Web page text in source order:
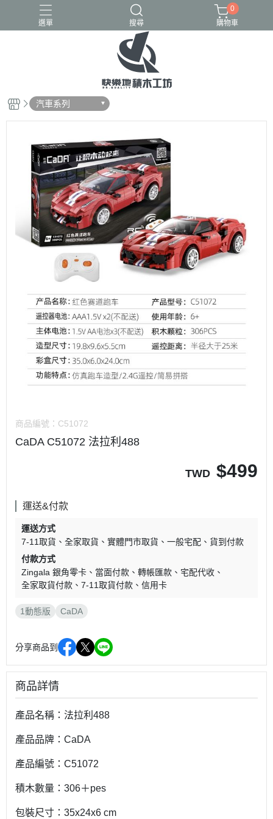
選單 搜尋
熾造社
0
購物車
汽車系列
商品編號： C51072
CaDA C51072 法拉利488
TWD $499
運送&付款
運送方式
7-11取貨
全家取貨 實體門市取貨 一般宅配
貨到付款
付款方式
Zingala 銀角零卡
當面付款 轉帳匯款
宅配代收
全家取貨付款
7-11取貨付款 信用卡
1動態版 CaDA
分享商品到
商品詳情
產品名稱：法拉利488
產品品牌：CaDA
產品編號：C51072
積木數量：306＋pes
包裝尺寸：35x24x6 cm